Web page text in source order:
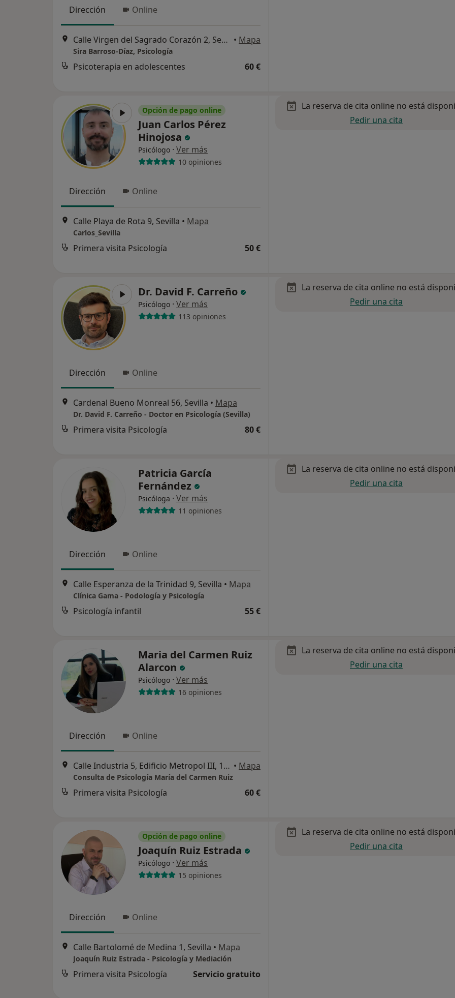
Dirección Online
Calle Virgen del Sagrado Corazón 2, Sevilla • Mapa
Sira Barroso-Díaz, Psicología
Psicoterapia en adolescentes 60 €
Opción de pago online
Juan Carlos Pérez
Hinojosa
Psicólogo · Ver más
10 opiniones
Dirección Online
Calle Playa de Rota 9, Sevilla • Mapa
Carlos_Sevilla
Primera visita Psicología 50 €
La reserva de cita online no está
Pedir una cita
Dr. David F. Carreño
Psicólogo · Ver más
113 opiniones
Dirección Online
Cardenal Bueno Monreal 56, Sevilla • Mapa
Dr. David F. Carreño - Doctor en Psicología (Sevilla)
Primera visita Psicología 80 €
La reserva de cita online no está
Pedir una cita
Patricia García
Fernández
Psicóloga · Ver más
11 opiniones
Dirección Online
Calle Esperanza de la Trinidad 9, Sevilla • Mapa
Clínica Gama - Podología y Psicología
Psicología infantil 55 €
La reserva de cita online no está
Pedir una cita
Maria del Carmen Ruiz
Alarcon
Psicólogo · Ver más
16 opiniones
Dirección Online
Calle Industria 5, Edificio Metropol III, 1ª planta, 13, PISA, Mairena del Aljarafe • Mapa
Consulta de Psicología María del Carmen Ruiz
Primera visita Psicología 60 €
La reserva de cita online no está
Pedir una cita
Opción de pago online
Joaquín Ruiz Estrada
Psicólogo · Ver más
15 opiniones
Dirección Online
Calle Bartolomé de Medina 1, Sevilla • Mapa
Joaquín Ruiz Estrada - Psicología y Mediación
Primera visita Psicología Servicio gratuito
La reserva de cita online no está
Pedir una cita